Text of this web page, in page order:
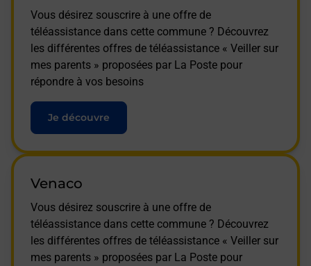
Vous désirez souscrire à une offre de
téléassistance dans cette commune ? Découvrez
les différentes offres de téléassistance « Veiller sur
mes parents » proposées par La Poste pour
répondre à vos besoins
Je découvre
Venaco
Vous désirez souscrire à une offre de
téléassistance dans cette commune ? Découvrez
les différentes offres de téléassistance « Veiller sur
mes parents » proposées par La Poste pour